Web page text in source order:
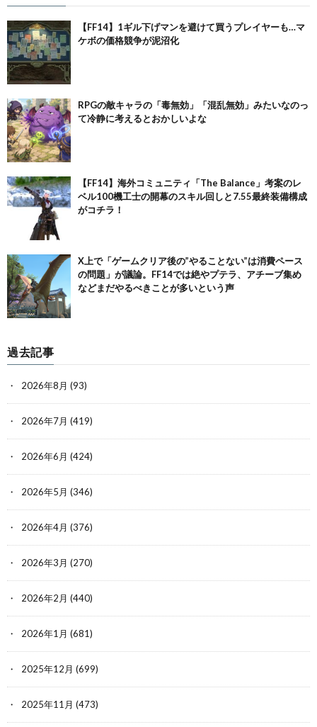
【FF14】1ギル下げマンを避けて買うプレイヤーも…マ
ケボの価格競争が泥沼化
RPGの敵キャラの「毒無効」「混乱無効」みたいなのっ
て冷静に考えるとおかしいよな
【FF14】海外コミュニティ「The Balance」考案のレ
ベル100機工士の開幕のスキル回しと7.55最終装備構成
がコチラ！
X上で「ゲームクリア後の”やることない”は消費ペース
の問題」が議論。FF14では絶やプテラ、アチーブ集め
などまだやるべきことが多いという声
過去記事
2026年8月 (93)
2026年7月 (419)
2026年6月 (424)
2026年5月 (346)
2026年4月 (376)
2026年3月 (270)
2026年2月 (440)
2026年1月 (681)
2025年12月 (699)
2025年11月 (473)